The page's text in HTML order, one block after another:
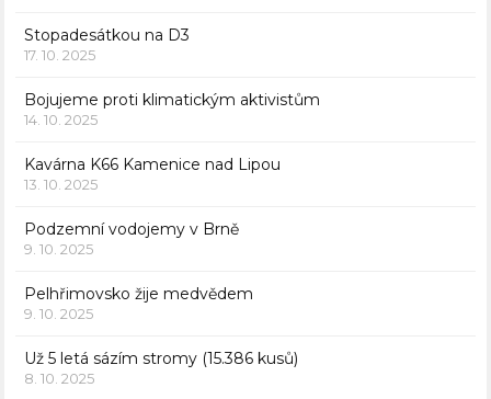
Stopadesátkou na D3
17. 10. 2025
Bojujeme proti klimatickým aktivistům
14. 10. 2025
Kavárna K66 Kamenice nad Lipou
13. 10. 2025
Podzemní vodojemy v Brně
9. 10. 2025
Pelhřimovsko žije medvědem
9. 10. 2025
Už 5 letá sázím stromy (15.386 kusů)
8. 10. 2025